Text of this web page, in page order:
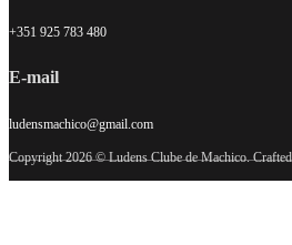
+351 925 783 480
E-mail
ludensmachico@gmail.com
Copyright 2026 © Ludens Clube de Machico.